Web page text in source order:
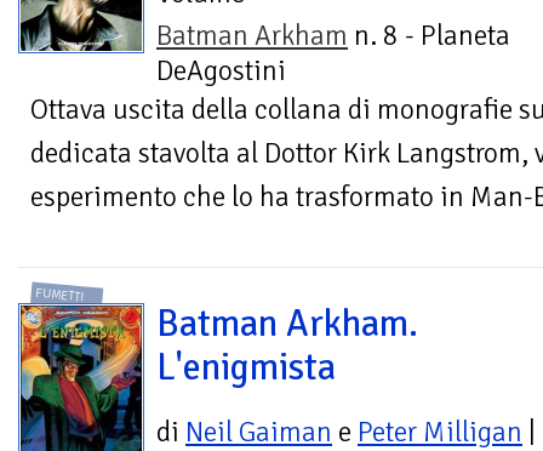
Batman Arkham n. 8 - Planeta
DeAgostini
Ottava uscita della collana di monografie
dedicata stavolta al Dottor Kirk Langstrom,
esperimento che lo ha trasformato in Man-
FUMETTI
Batman Arkham.
L'enigmista
di Neil Gaiman e Peter Milligan